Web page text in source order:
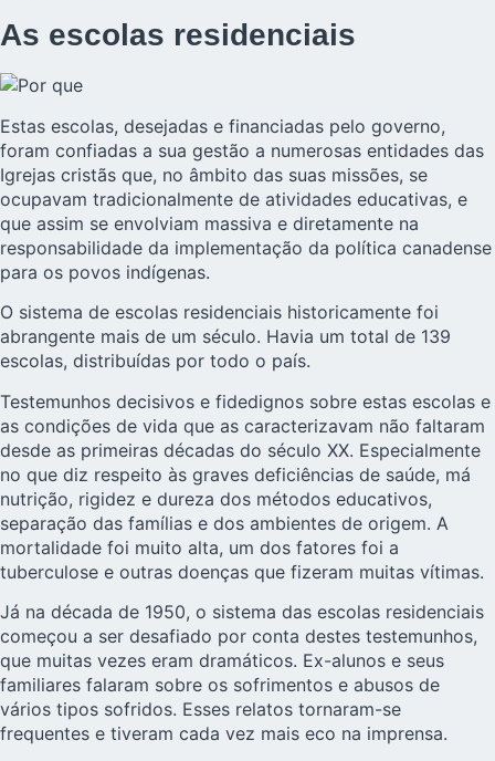
As escolas residenciais
Estas escolas, desejadas e financiadas pelo governo,
foram confiadas a sua gestão a numerosas entidades das
Igrejas cristãs que, no âmbito das suas missões, se
ocupavam tradicionalmente de atividades educativas, e
que assim se envolviam massiva e diretamente na
responsabilidade da implementação da política canadense
para os povos indígenas.
O sistema de escolas residenciais historicamente foi
abrangente mais de um século. Havia um total de 139
escolas, distribuídas por todo o país.
Testemunhos decisivos e fidedignos sobre estas escolas e
as condições de vida que as caracterizavam não faltaram
desde as primeiras décadas do século XX. Especialmente
no que diz respeito às graves deficiências de saúde, má
nutrição, rigidez e dureza dos métodos educativos,
separação das famílias e dos ambientes de origem. A
mortalidade foi muito alta, um dos fatores foi a
tuberculose e outras doenças que fizeram muitas vítimas.
Já na década de 1950, o sistema das escolas residenciais
começou a ser desafiado por conta destes testemunhos,
que muitas vezes eram dramáticos. Ex-alunos e seus
familiares falaram sobre os sofrimentos e abusos de
vários tipos sofridos. Esses relatos tornaram-se
frequentes e tiveram cada vez mais eco na imprensa.